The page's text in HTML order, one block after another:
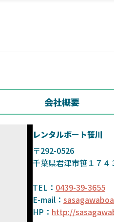
会社概要
レンタルボート笹川
〒292-0526
千葉県君津市笹１７４
TEL： 0439-39-3655
E-mail：
HP： http://